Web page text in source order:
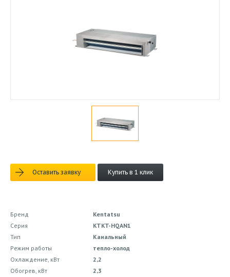
Оставить заявку Купить в 1 клик
Бренд
Kentatsu
Серия
KTKT-HQAN1
Тип
Канальный
Режим работы
тепло-холод
Охлаждение, кВт
2,2
Обогрев, кВт
2,3